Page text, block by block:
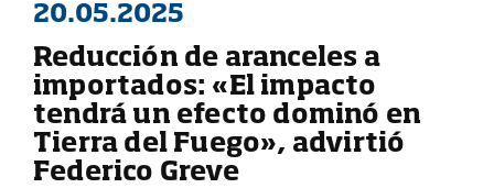
20.05.2025
Reducción de aranceles a
importados: «El impacto
tendrá un efecto dominó en
Tierra del Fuego», advirtió
Federico Greve